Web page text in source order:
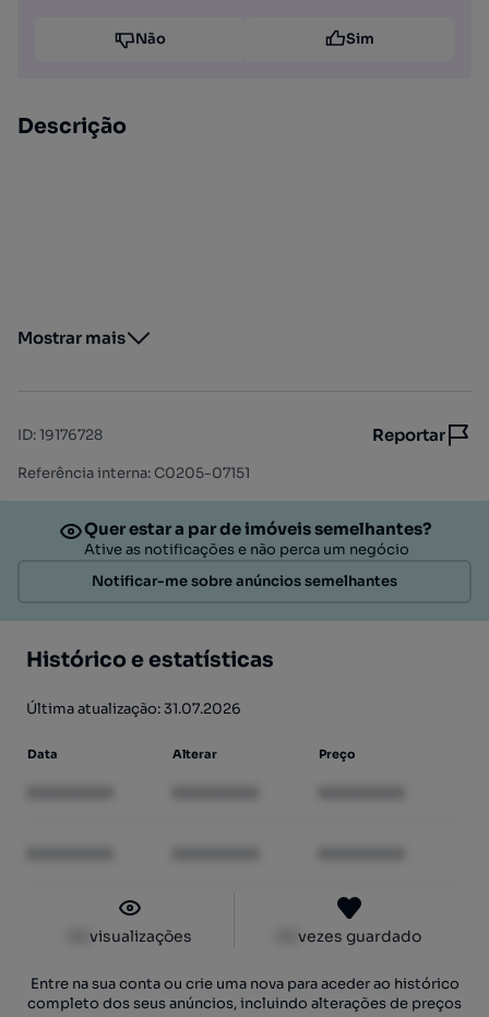
Não Sim
Descrição
Mostrar mais
ID:19176728 Reportar
Referência interna: C0205-07151
Quer estar a par de imóveis semelhantes?
Ative as notificações e não perca um negócio
Notificar-me sobre anúncios semelhantes
Histórico e estatísticas
Última atualização: 31.07.2026
Data Alterar Preço
visualizações vezes guardado
Entre na sua conta ou crie uma nova para aceder ao histórico
completo dos seus anúncios, incluindo alterações de preços